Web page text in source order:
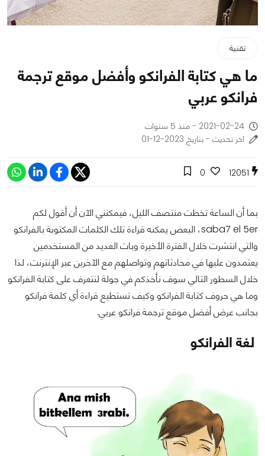
تقنية
ما هي كتابة الفرانكو وأفضل موقع ترجمة
فرانكو عربي
2021-02-24 - منذ 5 سنوات
اخر تحديث - بتاريخ 2023-12-01
12051
0
بما أن الساعة تخطت منتصف الليل، فيمكنني الآن أن أقول لكم
saba7 el 5er، البعض يمكنه قراءة تلك الكلمات المكتوبة بالفرانكو
والتي انتشرت خلال الفترة الأخيرة وبات العديد من المستخدمين
يعتمدون عليها في محادثاتهم وتواصلهم مع الآخرين عبر الإنترنت، لذا
خلال السطور التالي سوف نأخذكم في جولة لنتعرف على كتابة الفرانكو
وما هي حروف كتابة الفرانكو وكيف تستطيع قراءة أي كلمة فرانكو
بجانب عرض أفضل موقع ترجمة فرانكو عربي.
لغة الفرانكو